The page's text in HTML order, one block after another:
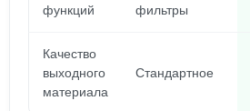
функций
фильтры
Качество
выходного
материала
Стандартное